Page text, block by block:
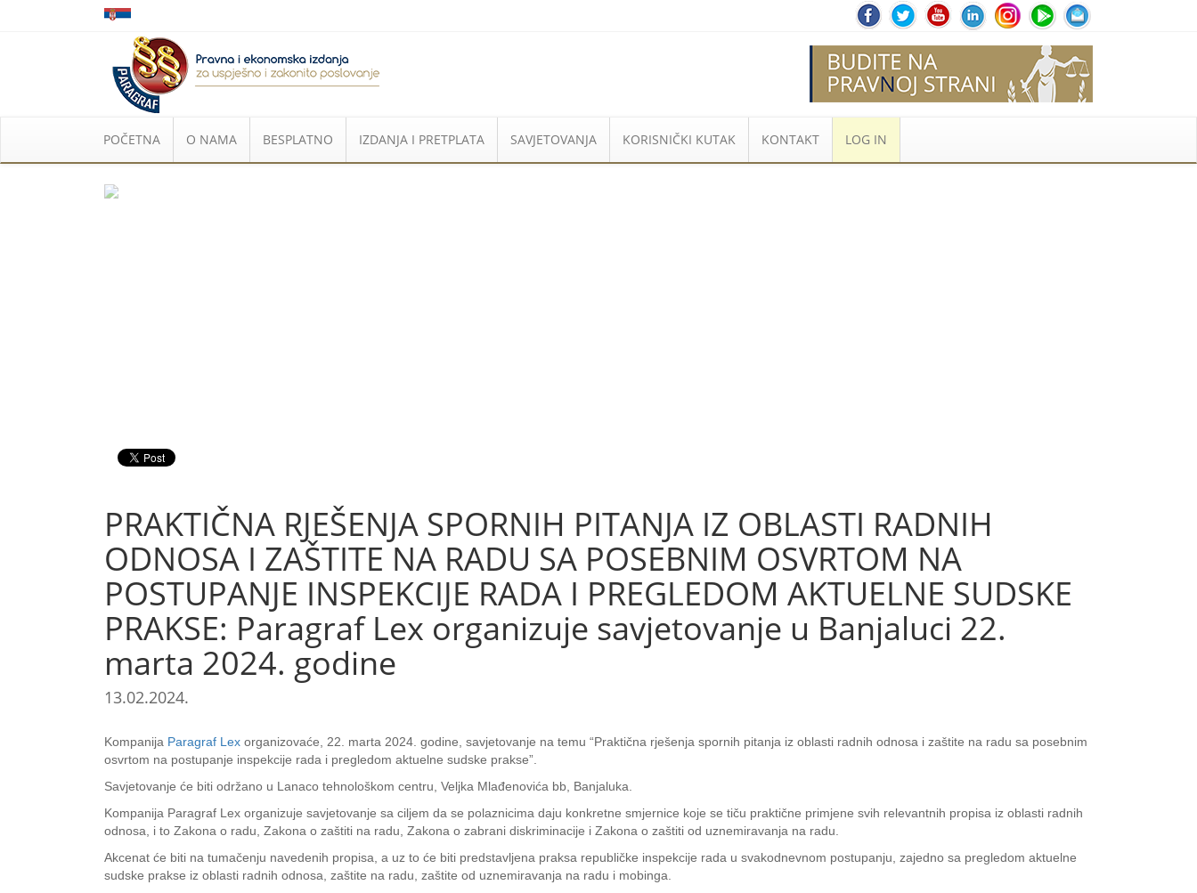
POČETNA O NAMA BESPLATNO IZDANJA I PRETPLATA SAVJETOVANJA KORISNIČKI KUTAK KONTAKT LOG IN
PRAKTIČNA RJEŠENJA SPORNIH PITANJA IZ OBLASTI RADNIH
ODNOSA I ZAŠTITE NA RADU SA POSEBNIM OSVRTOM NA
POSTUPANJE INSPEKCIJE RADA I PREGLEDOM AKTUELNE SUDSKE
PRAKSE: Paragraf Lex organizuje savjetovanje u Banjaluci 22.
marta 2024. godine
13.02.2024.
Kompanija Paragraf Lex organizovaće, 22. marta 2024. godine, savjetovanje na temu “Praktična rješenja spornih pitanja iz oblasti radnih odnosa i zaštite na radu sa posebnim
osvrtom na postupanje inspekcije rada i pregledom aktuelne sudske prakse”.
Savjetovanje će biti održano u Lanaco tehnološkom centru, Veljka Mlađenovića bb, Banjaluka.
Kompanija Paragraf Lex organizuje savjetovanje sa ciljem da se polaznicima daju konkretne smjernice koje se tiču praktične primjene svih relevantnih propisa iz oblasti radnih
odnosa, i to Zakona o radu, Zakona o zaštiti na radu, Zakona o zabrani diskriminacije i Zakona o zaštiti od uznemiravanja na radu.
Akcenat će biti na tumačenju navedenih propisa, a uz to će biti predstavljena praksa republičke inspekcije rada u svakodnevnom postupanju, zajedno sa pregledom aktuelne
sudske prakse iz oblasti radnih odnosa, zaštite na radu, zaštite od uznemiravanja na radu i mobinga.